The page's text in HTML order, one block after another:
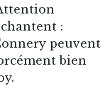
:
peuvent
bien